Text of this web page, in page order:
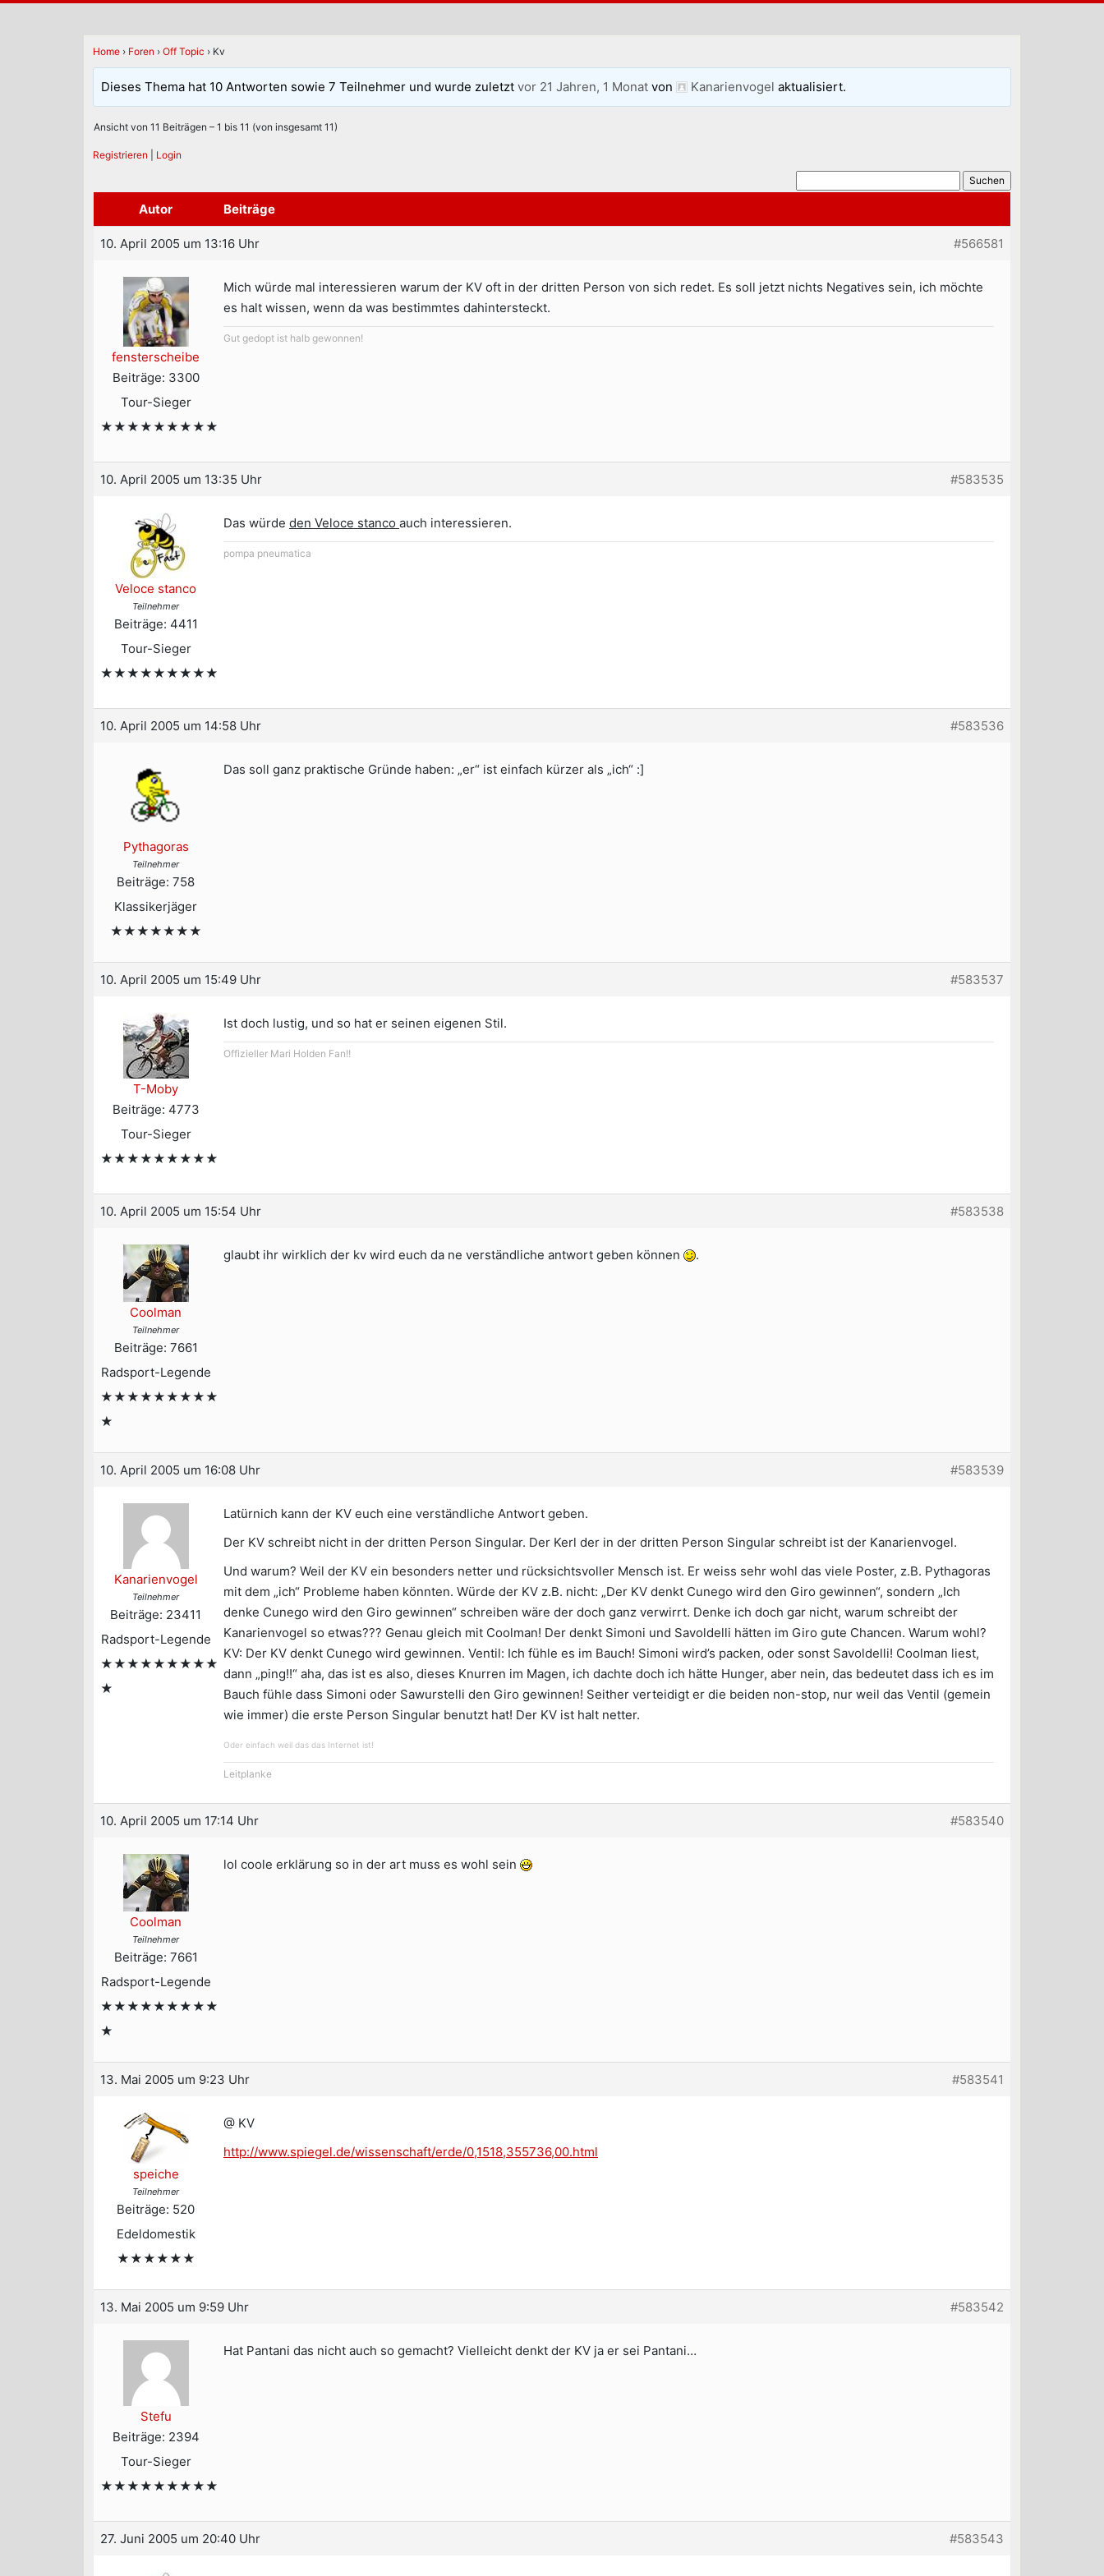
Home › Foren › Off Topic › Kv
Dieses Thema hat 10 Antworten sowie 7 Teilnehmer und wurde zuletztvor 21 Jahren, 1 Monat von Kanarienvogel aktualisiert.
Ansicht von 11 Beiträgen – 1 bis 11 (von insgesamt 11)
Registrieren Login
Autor Beiträge
10. April 2005 um 13:16 Uhr #566581
fensterscheibe
Beiträge: 3300
Tour-Sieger
★★★★★★★★★
Mich würde mal interessieren warum der KV oft in der dritten Person von sich redet. Es soll jetzt nichts Negatives sein, ich möchte
es halt wissen, wenn da was bestimmtes dahintersteckt.
Gut gedopt ist halb gewonnen!
10. April 2005 um 13:35 Uhr #583535
Veloce stanco
Teilnehmer
Beiträge: 4411
Tour-Sieger
★★★★★★★★★
Das würde den Veloce stanco auch interessieren.
pompa pneumatica
10. April 2005 um 14:58 Uhr #583536
Pythagoras
Teilnehmer
Beiträge: 758
Klassikerjäger
★★★★★★★
Das soll ganz praktische Gründe haben: „er“ ist einfach kürzer als „ich“ :]
10. April 2005 um 15:49 Uhr #583537
T-Moby
Beiträge: 4773
Tour-Sieger
★★★★★★★★★
Ist doch lustig, und so hat er seinen eigenen Stil.
Offizieller Mari Holden Fan!!
10. April 2005 um 15:54 Uhr #583538
Coolman
Teilnehmer
Beiträge: 7661
Radsport-Legende
★★★★★★★★★
★
glaubt ihr wirklich der kv wird euch da ne verständliche antwort geben können .
10. April 2005 um 16:08 Uhr #583539
Kanarienvogel
Teilnehmer
Beiträge: 23411
Radsport-Legende
★★★★★★★★★
★
Latürnich kann der KV euch eine verständliche Antwort geben.
Der KV schreibt nicht in der dritten Person Singular. Der Kerl der in der dritten Person Singular schreibt ist der Kanarienvogel.
Und warum? Weil der KV ein besonders netter und rücksichtsvoller Mensch ist. Er weiss sehr wohl das viele Poster, z.B. Pythagoras
mit dem „ich“ Probleme haben könnten. Würde der KV z.B. nicht: „Der KV denkt Cunego wird den Giro gewinnen“, sondern „Ich
denke Cunego wird den Giro gewinnen“ schreiben wäre der doch ganz verwirrt. Denke ich doch gar nicht, warum schreibt der
Kanarienvogel so etwas??? Genau gleich mit Coolman! Der denkt Simoni und Savoldelli hätten im Giro gute Chancen. Warum wohl?
KV: Der KV denkt Cunego wird gewinnen. Ventil: Ich fühle es im Bauch! Simoni wird’s packen, oder sonst Savoldelli! Coolman liest,
dann „ping!!“ aha, das ist es also, dieses Knurren im Magen, ich dachte doch ich hätte Hunger, aber nein, das bedeutet dass ich es im
Bauch fühle dass Simoni oder Sawurstelli den Giro gewinnen! Seither verteidigt er die beiden non-stop, nur weil das Ventil (gemein
wie immer) die erste Person Singular benutzt hat! Der KV ist halt netter.
Oder einfach weil das das Internet ist!
Leitplanke
10. April 2005 um 17:14 Uhr #583540
Coolman
Teilnehmer
Beiträge: 7661
Radsport-Legende
★★★★★★★★★
★
lol coole erklärung so in der art muss es wohl sein
13. Mai 2005 um 9:23 Uhr #583541
speiche
Teilnehmer
Beiträge: 520
Edeldomestik
★★★★★★
@ KV
http://www.spiegel.de/wissenschaft/erde/0,1518,355736,00.html
13. Mai 2005 um 9:59 Uhr #583542
Stefu
Beiträge: 2394
Tour-Sieger
★★★★★★★★★
Hat Pantani das nicht auch so gemacht? Vielleicht denkt der KV ja er sei Pantani…
27. Juni 2005 um 20:40 Uhr #583543